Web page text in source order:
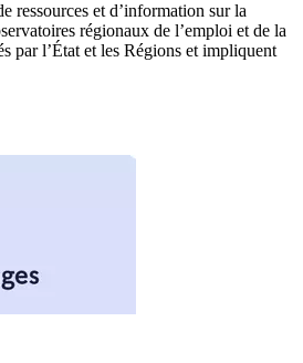
ressources et d’information sur la
régionaux de l’emploi et de la
par l’État et les Régions et impliquent